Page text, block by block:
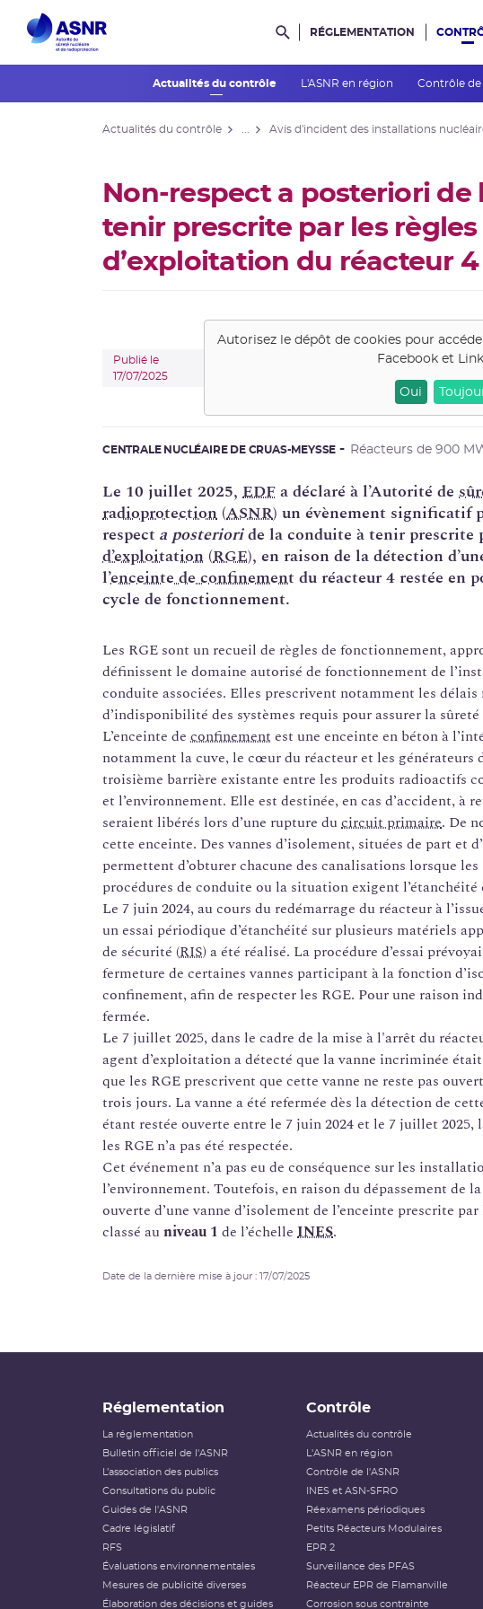
Rechercher dans le site
RÉGLEMENTATION
Actualités du contrôle L'ASNR en région Contrôle de
Actualités du contrôle Avis d'incident des installations
Non-respect a posteriori de
tenir prescrite par les
d’exploitation du réacteur 4
Publié le
17/07/2025
Autorisez le dépôt de cookies pour
Facebook et
Oui
CENTRALE NUCLÉAIRE DE CRUAS-MEYSSE Réacteurs de 900
Le 10 juillet 2025, EDFa déclaré à l’Autorité de
radioprotection (ASNR) un évènement significatif
respecta posterioride la conduite à tenir prescrite
d’exploitation (RGE), en raison de la détection
l’enceinte de confinementdu réacteur 4 restée en
cycle de fonctionnement.
Les RGE sont un recueil de règles de fonctionnement,
définissent le domaine autorisé de fonctionnement de
conduite associées. Elles prescrivent notamment les
d’indisponibilité des systèmes requis pour assurer la sûreté
L’enceinte de confinement est une enceinte en béton à
notamment la cuve, le cœur du réacteur et les générateurs
troisième barrière existante entre les produits radioactifs
et l’environnement. Elle est destinée, en cas d’accident, à
seraient libérés lors d’une rupture ducircuit primaire. De
cette enceinte. Des vannes d’isolement, situées de part et
permettent d’obturer chacune des canalisations lorsque
procédures de conduite ou la situation exigent l’étanchéité
Le 7 juin 2024, au cours du redémarrage du réacteur à
un essai périodique d’étanchéité sur plusieurs matériels
de sécurité (RIS) a été réalisé. La procédure d’essai
fermeture de certaines vannes participant à la fonction
confinement, afin de respecter les RGE. Pour une raison
fermée.
Le 7 juillet 2025, dans le cadre de la mise à l'arrêt du
agent d’exploitation a détecté que la vanne incriminée
que les RGE prescrivent que cette vanne ne reste pas
trois jours. La vanne a été refermée dès la détection de
étant restée ouverte entre le 7 juin 2024 et le 7 juillet
les RGE n’a pas été respectée.
Cet événement n’a pas eu de conséquence sur les
l’environnement. Toutefois, en raison du dépassement de
ouverte d’une vanne d’isolement de l’enceinte prescrite
classé auniveau 1 de l’échelle INES.
Date de la dernière mise à jour : 17/07/2025
Réglementation
La réglementation
Bulletin officiel de l'ASNR
L’association des publics
Consultations du public
Guides de l'ASNR
Cadre législatif
RFS
Évaluations environnementales
Mesures de publicité diverses
Élaboration des décisions et guides
Contrôle
Actualités du contrôle
L'ASNR en région
Contrôle de l'ASNR
INES et ASN-SFRO
Réexamens périodiques
Petits Réacteurs Modulaires
EPR 2
Surveillance des PFAS
Réacteur EPR de Flamanville
Corrosion sous contrainte